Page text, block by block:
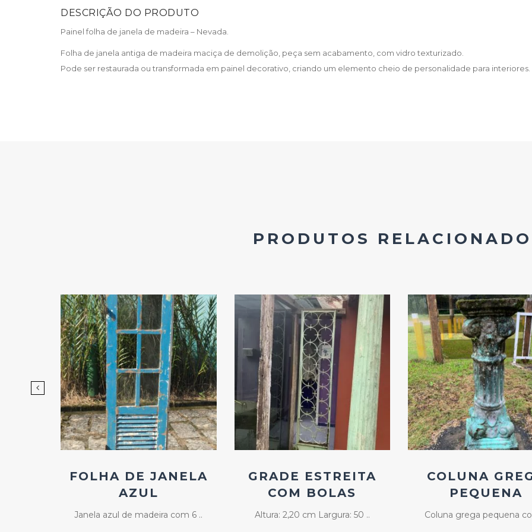
DESCRIÇÃO DO PRODUTO
Painel folha de janela de madeira – Nevada.
Folha de janela antiga de madeira maciça de demolição, peça sem acabamento, com vidro texturizado.
Pode ser restaurada ou transformada em painel decorativo, criando um elemento cheio de personalidade para interiores.
PRODUTOS
Add
ao
Favoritos
FOLHA DE JANELA
AZUL
Janela azul de madeira com 6 ..
Add
ao
Favoritos
GRADE ESTREITA
COM BOLAS
Altura: 2,20 cm Largura: 50 ..
Add
ao
Favoritos
COLUNA
PEQUENA
Coluna grega pequena